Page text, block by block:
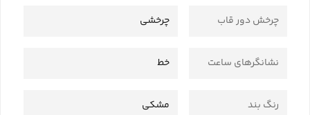
چرخش دور قاب چرخشی
نشانگرهای ساعت خط
رنگ بند مشکی